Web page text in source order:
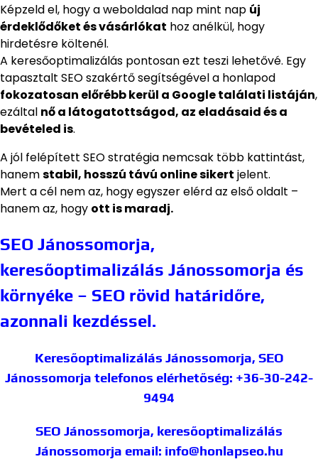
Képzeld el, hogy a weboldalad nap mint nap új
érdeklődőket és vásárlókat hoz anélkül, hogy
hirdetésre költenél.
A keresőoptimalizálás pontosan ezt teszi lehetővé. Egy
tapasztalt SEO szakértő segítségével a honlapod
fokozatosan előrébb kerül a Google találati listáján,
ezáltal nő a látogatottságod, az eladásaid és a
bevételed is.
A jól felépített SEO stratégia nemcsak több kattintást,
hanemstabil, hosszú távú online sikert jelent.
Mert a cél nem az, hogy egyszer elérd az első oldalt –
hanem az, hogy ott is maradj.
SEO Jánossomorja,
keresőoptimalizálás Jánossomorja és
környéke – SEO rövid határidőre,
azonnali kezdéssel.
Keresőoptimalizálás Jánossomorja, SEO
Jánossomorja telefonos elérhetőség: +36-30-242-
9494
SEO Jánossomorja, keresőoptimalizálás
Jánossomorja email: info@honlapseo.hu